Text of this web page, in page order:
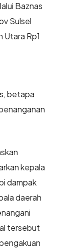
Baznas
Sulsel
Utara Rp1
betapa
kepala
dampak
daerah
tersebut